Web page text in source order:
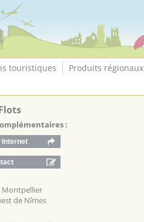
touristiques Produits régionaux
:
Montpellier
de Nîmes